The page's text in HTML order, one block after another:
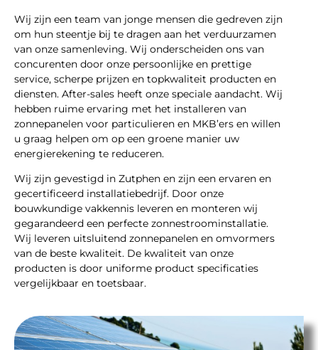
Wij zijn een team van jonge mensen die gedreven zijn
om hun steentje bij te dragen aan het verduurzamen
van onze samenleving. Wij onderscheiden ons van
concurenten door onze persoonlijke en prettige
service, scherpe prijzen en topkwaliteit producten en
diensten. After-sales heeft onze speciale aandacht. Wij
hebben ruime ervaring met het installeren van
zonnepanelen voor particulieren en MKB’ers en willen
u graag helpen om op een groene manier uw
energierekening te reduceren.
Wij zijn gevestigd in Zutphen en zijn een ervaren en
gecertificeerd installatiebedrijf. Door onze
bouwkundige vakkennis leveren en monteren wij
gegarandeerd een perfecte zonnestroominstallatie.
Wij leveren uitsluitend zonnepanelen en omvormers
van de beste kwaliteit. De kwaliteit van onze
producten is door uniforme product specificaties
vergelijkbaar en toetsbaar.